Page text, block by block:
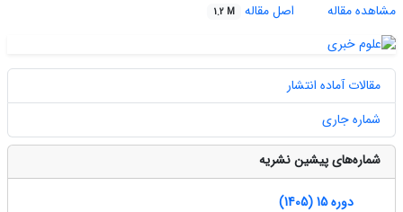
مشاهده مقاله
اصل مقاله 1.2 M
مقالات آماده انتشار
شماره جاری
شماره‌های پیشین نشریه
دوره 15 (1405)